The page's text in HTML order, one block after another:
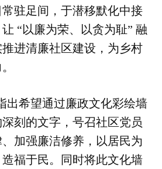
驻足间，于潜移默化中接
“以廉为荣、以贪为耻” 融
进清廉社区建设，为乡村
出希望通过廉政文化彩绘墙
刻的文字，号召社区党员
加强廉洁修养，以居民为
福于民。同时将此文化墙